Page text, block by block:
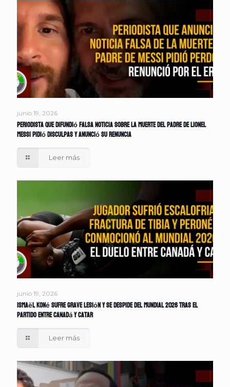
junio 19, 2026
Periodista que difundió falsa noticia sobre la muerte del padre de Lionel
Messi pidió disculpas y anunció su renuncia
Leer más
junio 19, 2026
Ismaël Koné sufre grave lesión y se despide del Mundial 2026 tras el
partido entre Canadá y Catar
Leer más